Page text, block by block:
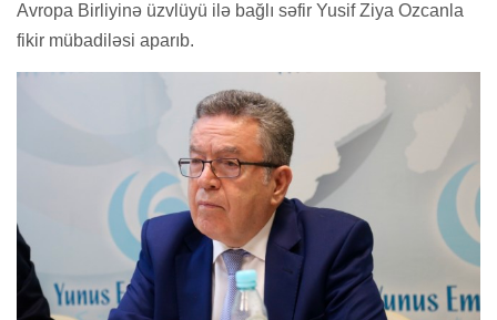
Avropa Birliyinə üzvlüyü ilə bağlı səfir Yusif Ziya Ozcanla
fikir mübadiləsi aparıb.